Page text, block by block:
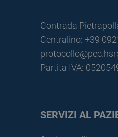
Contrada
Centralino: +39
Partita IVA:
SERVIZI AL